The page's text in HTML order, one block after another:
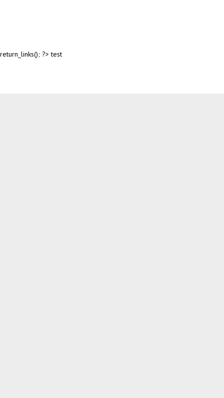
return_links(); ?>test